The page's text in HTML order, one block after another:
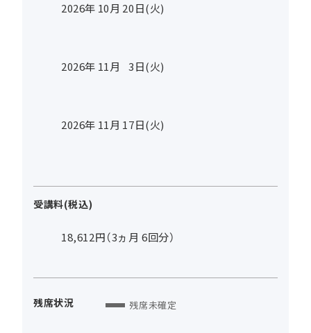
2026年 10月 20日(火)
2026年 11月 3日(火)
2026年 11月 17日(火)
受講料(税込)
18,612円（3ヵ月 6回分）
残席状況 残席未確定